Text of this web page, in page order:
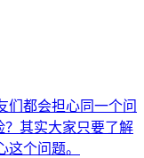
们都会担心同一个问
其实大家只要了解
个问题。